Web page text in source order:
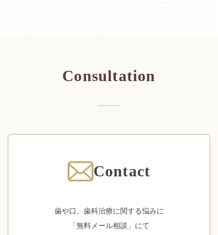
Consultation
Contact
歯や口、歯科治療に関する悩みに
「無料メール相談」にて